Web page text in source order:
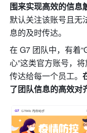
围来实现高效的信息
默认关注该账号且无
息的及时传达。
在 G7 团队中，有着
心”这类官方账号，
传达给每一个员工。
了团队信息的高效对